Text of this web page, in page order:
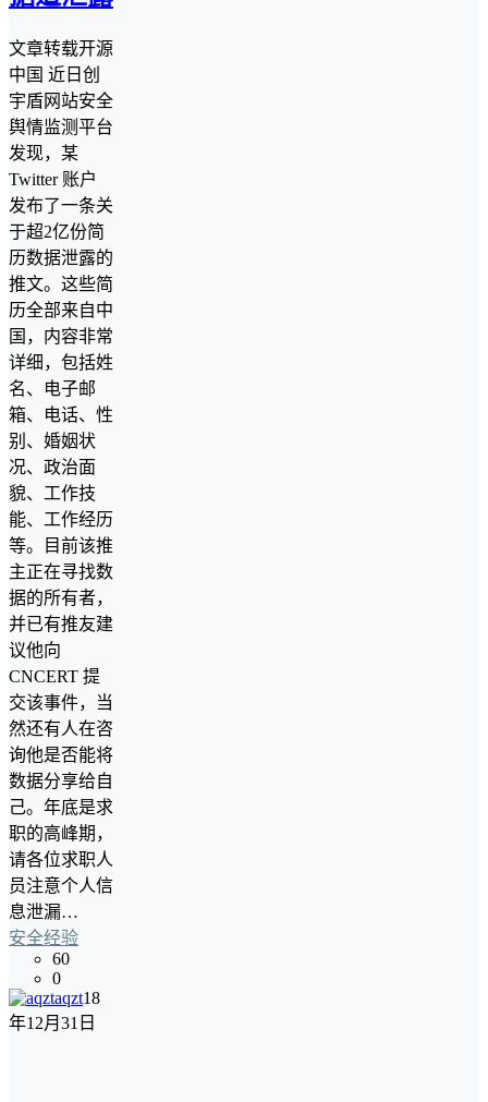
文章转载开源
中国 近日创
宇盾网站安全
舆情监测平台
发现，某
Twitter 账户
发布了一条关
于超2亿份简
历数据泄露的
推文。这些简
历全部来自中
国，内容非常
详细，包括姓
名、电子邮
箱、电话、性
别、婚姻状
况、政治面
貌、工作技
能、工作经历
等。目前该推
主正在寻找数
据的所有者，
并已有推友建
议他向
CNCERT 提
交该事件，当
然还有人在咨
询他是否能将
数据分享给自
己。年底是求
职的高峰期，
请各位求职人
员注意个人信
息泄漏…
安全经验
60
0
aqzt18
年12月31日